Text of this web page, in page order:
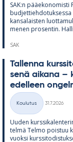
SAK:n
kan­sa­lais­ten
me­nen pro­sen­tin.
SAK
Tal­lenna
senä ai­kana –
edel­leen
Kategoriat
Koulutus
31.7.2026
Uu­den
telmä Telmo pois­tuu
vuoksi